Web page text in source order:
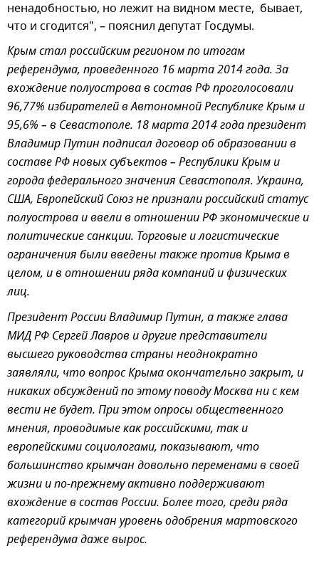
ненадобностью, но лежит на видном месте, бывает,
что и сгодится", – пояснил депутат Госдумы.
Крым стал российским регионом по итогам
референдума, проведенного 16 марта 2014 года. За
вхождение полуострова в состав РФ проголосовали
96,77% избирателей в Автономной Республике Крым и
95,6% – в Севастополе. 18 марта 2014 года президент
Владимир Путин подписал договор об образовании в
составе РФ новых субъектов – Республики Крым и
города федерального значения Севастополя. Украина,
США, Европейский Союз не признали российский статус
полуострова и ввели в отношении РФ экономические и
политические санкции. Торговые и логистические
ограничения были введены также против Крыма в
целом, и в отношении ряда компаний и физических
лиц.
Президент России Владимир Путин, а также глава
МИД РФ Сергей Лавров и другие представители
высшего руководства страны неоднократно
заявляли, что вопрос Крыма окончательно закрыт, и
никаких обсуждений по этому поводу Москва ни с кем
вести не будет. При этом опросы общественного
мнения, проводимые как российскими, так и
европейскими социологами, показывают, что
большинство крымчан довольно переменами в своей
жизни и по-прежнему активно поддерживают
вхождение в состав России. Более того, среди ряда
категорий крымчан уровень одобрения мартовского
референдума даже вырос.